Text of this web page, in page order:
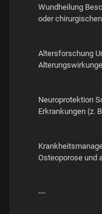
Wundheilung
oder
Altersforschung
Neuroprotektion
Erkrankungen (z.
Osteoporose und
---